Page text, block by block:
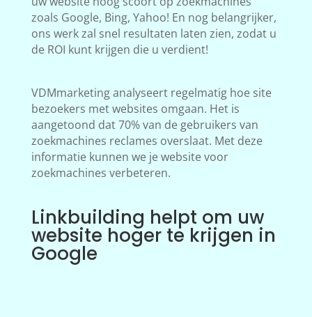
zoals Google, Bing, Yahoo! En nog belangrijker,
ons werk zal snel resultaten laten zien, zodat u
de ROI kunt krijgen die u verdient!
VDMmarketing analyseert regelmatig hoe site
bezoekers met websites omgaan. Het is
aangetoond dat 70% van de gebruikers van
zoekmachines reclames overslaat. Met deze
informatie kunnen we je website voor
zoekmachines verbeteren.
Linkbuilding helpt om uw
website hoger te krijgen in
Google